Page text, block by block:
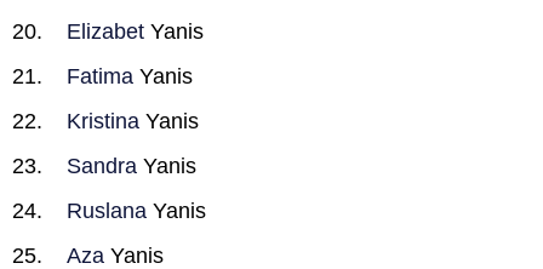
Elizabet Yanis
Fatima Yanis
Kristina Yanis
Sandra Yanis
Ruslana Yanis
Aza Yanis